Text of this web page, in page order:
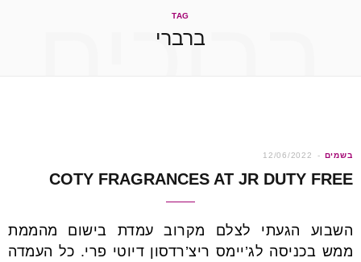
TAG
ברברי
ברוכים
הבאיםבשמים 12/06/2022
COTY FRAGRANCES AT JR DUTY FREE
השבוע הגעתי לצלם מקרוב עמדת בישום מהממת
ממש בכניסה לג’יימס ריצ’רדסון דיוטי פרי. כל העמדה